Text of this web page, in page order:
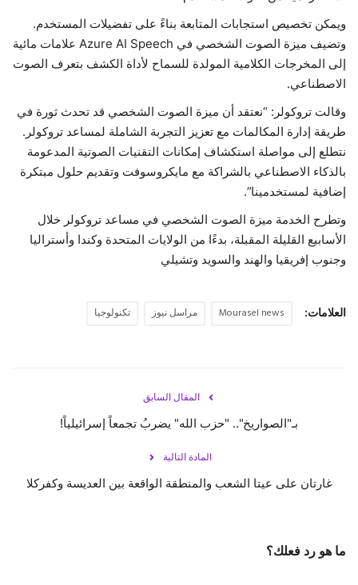
ويمكن تخصيص استجابات المتابعة بناءً على تفضيلات المستخدم.
وتضيف ميزة الصوت الشخصي في Azure AI Speech علامات مائية
إلى المخرجات الكلامية المولدة للسماح لأداة الكشف بتعرف الصوت
الاصطناعي.
وقالت تروكولر: “نعتقد أن ميزة الصوت الشخصي قد تحدث ثورة في
طريقة إدارة المكالمات مع تعزيز التجربة الشاملة لمساعد تروكولر.
نتطلع إلى مواصلة استكشاف إمكانات التقنيات الصوتية المدعومة
بالذكاء الاصطناعي بالشراكة مع مايكروسوفت وتقديم حلول مبتكرة
إضافية لمستخدمينا”.
وتطرح الخدمة ميزة الصوت الشخصي في مساعد تروكولر خلال
الأسابيع القليلة المقبلة، بدءًا من الولايات المتحدة وكندا وأستراليا
وجنوب إفريقيا والهند والسويد وتشيلي
العلامات: Mourasel news مراسل نيوز تكنولوجيا
المقال السابق
بـ"الصواريخ".. "حزب الله" يضربُ تجمعاً إسرائيلياً!
المادة التالية
غارتان على عيتا الشعب والمنطقة الواقعة بين العديسة وكفركلا
ما هو رد فعلك؟